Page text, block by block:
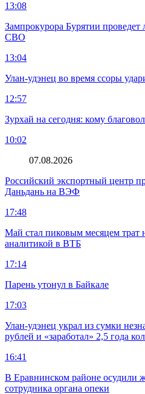
13:08
Зампрокурора Бурятии
СВО
13:04
Улан-удэнец во время ссоры
12:57
Зурхай на сегодня: кому
10:02
07.08.2026
Российский экспортный центр
Даньдань на ВЭФ
17:48
Май стал пиковым месяцем трат
аналитикой в ВТБ
17:14
Парень утонул в Байкале
17:03
Улан-удэнец украл из сумки
рублей и «заработал» 2,5 года
16:41
В Еравнинском районе осудили
сотрудника органа опеки